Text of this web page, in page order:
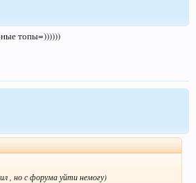
топы=))))))
, но с форума уйти немогу)